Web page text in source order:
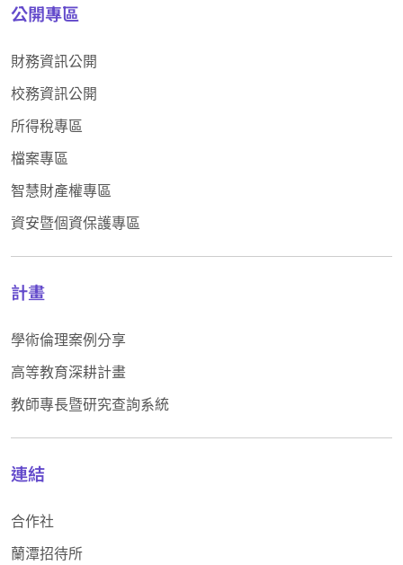
公開專區
財務資訊公開
校務資訊公開
所得稅專區
檔案專區
智慧財產權專區
資安暨個資保護專區
計畫
學術倫理案例分享
高等教育深耕計畫
教師專長暨研究查詢系統
連結
合作社
蘭潭招待所